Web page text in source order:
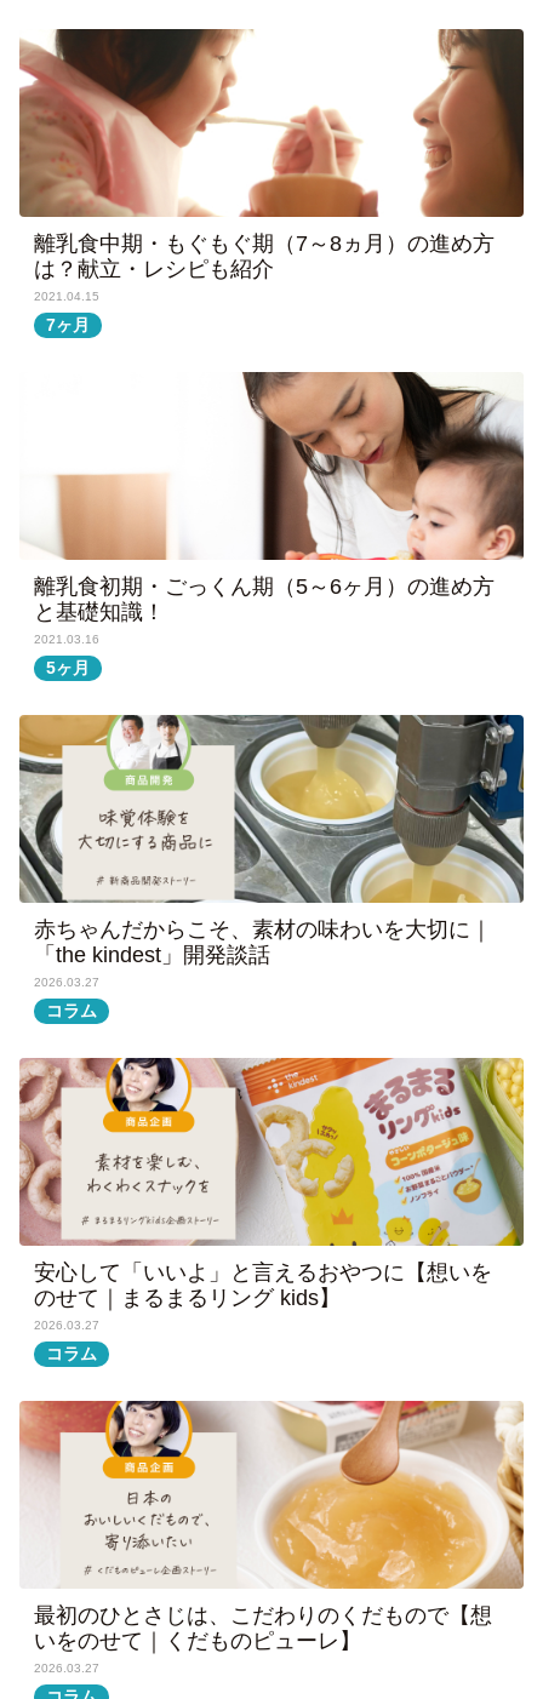
離乳食中期・もぐもぐ期（7～8ヵ月）の進め方
は？献立・レシピも紹介
2021.04.15
7ヶ月
離乳食初期・ごっくん期（5～6ヶ月）の進め方
と基礎知識！
2021.03.16
5ヶ月
赤ちゃんだからこそ、素材の味わいを大切に｜
「the kindest」開発談話
2026.03.27
コラム
安心して「いいよ」と言えるおやつに【想いを
のせて｜まるまるリング kids】
2026.03.27
コラム
最初のひとさじは、こだわりのくだもので【想
いをのせて｜くだものピューレ】
2026.03.27